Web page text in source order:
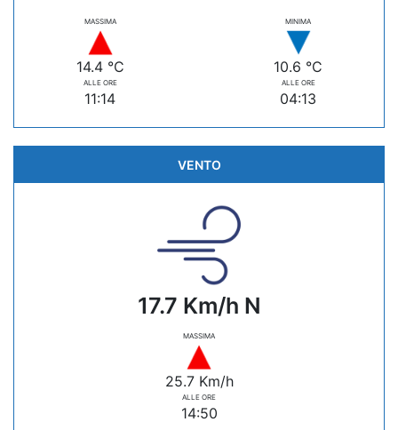
MASSIMA
14.4 °C
ALLE ORE
11:14
MINIMA
10.6 °C
ALLE ORE
04:13
VENTO
17.7 Km/h N
MASSIMA
25.7 Km/h
ALLE ORE
14:50